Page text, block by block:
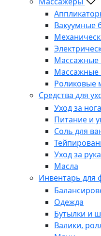
Вакуумные
Массажные
Массажные
Роликовые
Средства для
Уход за
Питание и
Соль для
Уход за
Масла
Инвентарь для
Одежда
Бутылки и
Валики,